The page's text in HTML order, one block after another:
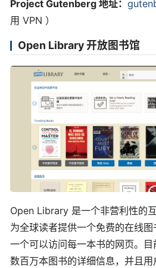
Project Gutenberg 地址：
用 VPN ）
Open Library 开放图书馆
Open Library 是一个非营利性的
为全球读者提供一个免费的在线
一个可以访问每一本书的网页。
数百万本图书的详细信息，并且